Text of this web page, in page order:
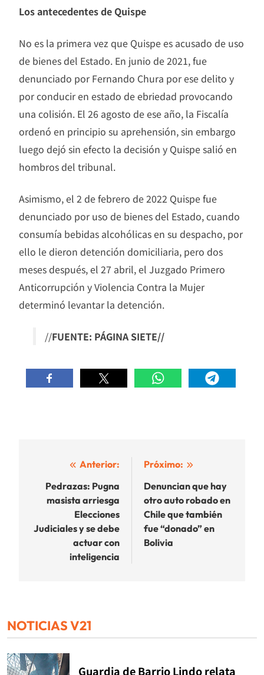
Los antecedentes de Quispe
No es la primera vez que Quispe es acusado de uso
de bienes del Estado. En junio de 2021, fue
denunciado por Fernando Chura por ese delito y
por conducir en estado de ebriedad provocando
una colisión. El 26 agosto de ese año, la Fiscalía
ordenó en principio su aprehensión, sin embargo
luego dejó sin efecto la decisión y Quispe salió en
hombros del tribunal.
Asimismo, el 2 de febrero de 2022 Quispe fue
denunciado por uso de bienes del Estado, cuando
consumía bebidas alcohólicas en su despacho, por
ello le dieron detención domiciliaria, pero dos
meses después, el 27 abril, el Juzgado Primero
Anticorrupción y Violencia Contra la Mujer
determinó levantar la detención.
//FUENTE: PÁGINA SIETE//
Navegación
entradas
Anterior:
Pedrazas: Pugna
masista arriesga
Elecciones
Judiciales y se debe
actuar con
inteligencia
Próximo:
Denuncian que hay
otro auto robado en
Chile que también
fue “donado” en
Bolivia
NOTICIAS V21
Guardia de Barrio Lindo relata